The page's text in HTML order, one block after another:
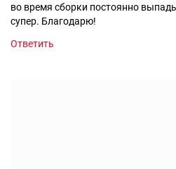
во время сборки постоянно
супер. Благодарю!
Ответить